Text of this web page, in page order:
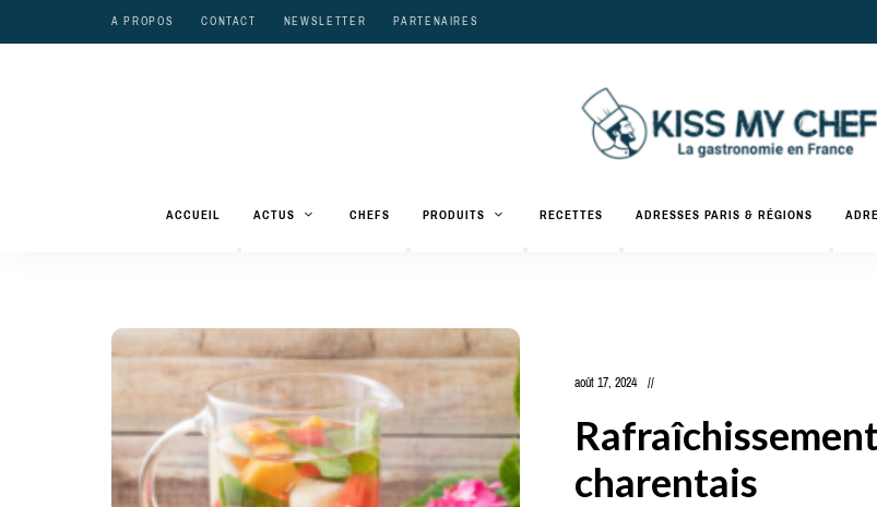
A PROPOS CONTACT NEWSLETTER PARTENAIRES
Kiss
gastronomiques
et
ACCUEIL ACTUS CHEFS PRODUITS RECETTES ADRESSES PARIS & RÉGIONS
août 17, 2024
Rafraîchissement
charentais